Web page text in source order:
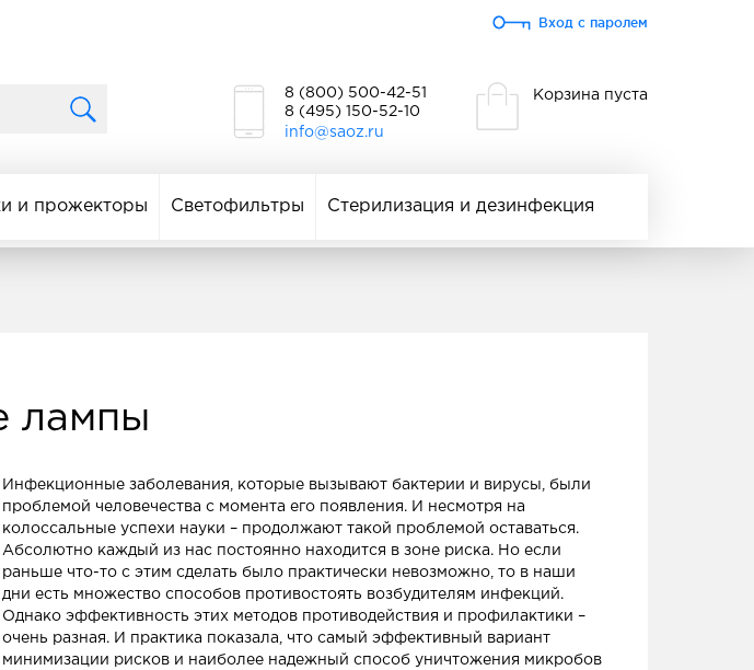
Вход с паролем
8 (800) 500-42-51
8 (495) 150-52-10
info@saoz.ru
Корзина пуста
и прожекторы Светофильтры Стерилизация и дезинфекция
лампы
Инфекционные заболевания, которые вызывают бактерии и вирусы, были
проблемой человечества с момента его появления. И несмотря на
колоссальные успехи науки – продолжают такой проблемой оставаться.
Абсолютно каждый из нас постоянно находится в зоне риска. Но если
раньше что-то с этим сделать было практически невозможно, то в наши
дни есть множество способов противостоять возбудителям инфекций.
Однако эффективность этих методов противодействия и профилактики –
очень разная. И практика показала, что самый эффективный вариант
минимизации рисков и наиболее надежный способ уничтожения микробов